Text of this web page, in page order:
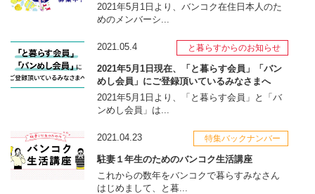
2021年5月1日より、バンコク在住日本人のた
めのメンバーシ...
2021.05.4 と暮らすからのお知らせ
2021年5月1日現在、「と暮らす会員」「バン
めし会員」にご登録頂いているみなさまへ
2021年5月1日より、「と暮らす会員」と「バ
ンめし会員」は...
2021.04.23 特集バックナンバー
駐妻１年生のためのバンコク生活講座
これからの数年をバンコクで暮らすみなさん
はじめまして、と暮...